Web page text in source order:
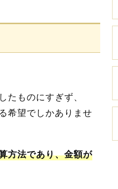
ものにすぎず、
希望でしかありませ
方法であり、金額が